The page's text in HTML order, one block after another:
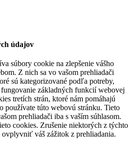
údajov
súbory cookie na zlepšenie vášho
Z nich sa vo vašom prehliadači
sú kategorizované podľa potreby,
základných funkcií webovej
tretích strán, ktoré nám pomáhajú
používate túto webovú stránku. Tieto
prehliadači iba s vaším súhlasom.
cookies. Zrušenie niektorých z týchto
váš zážitok z prehliadania.